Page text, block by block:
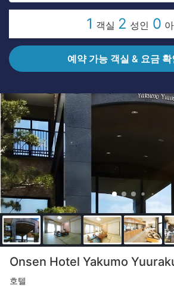
1 객실 2 성인 0
예약 가능 객실 & 요금 확
Onsen Hotel Yakumo
호텔